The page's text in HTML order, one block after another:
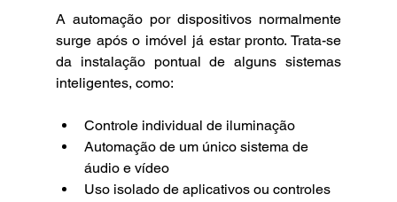
A automação por dispositivos normalmente
surge após o imóvel já estar pronto. Trata-se
da instalação pontual de alguns sistemas
inteligentes, como:
Controle individual de iluminação
Automação de um único sistema de
áudio e vídeo
Uso isolado de aplicativos ou controles